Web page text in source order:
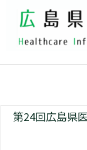
第24回広島県